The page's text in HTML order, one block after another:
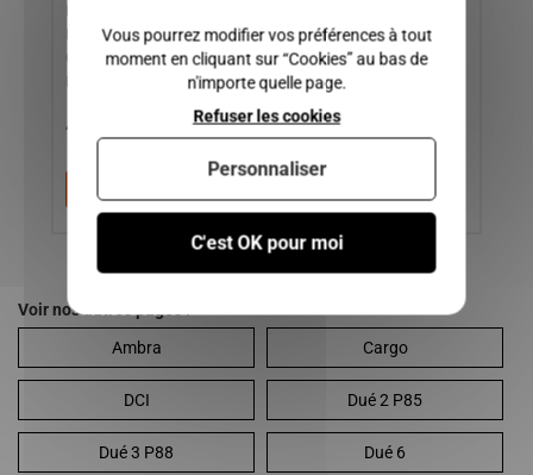
DUE 5, DUE 6 / CHATENET
CH28, CH40, CH46 /
BELLIER B8 / JDM ROXSY /
40,00 € 50,00 €
75,00 €
Voir nos autres pages :
Ambra
Cargo
DCI Dué 2 P85
Dué 3 P88 Dué 6
Vous pourrez modifier vos préférences à tout
moment en cliquant sur “Cookies” au bas de
n'importe quelle page.
C'est OK pour moi
Refuser les cookies
Personnaliser